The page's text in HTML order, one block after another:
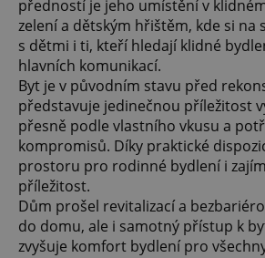
předností je jeho umístění v
zelení a dětským hřištěm, kde si
s dětmi i ti, kteří hledají klidné
hlavních komunikací.
Byt je v původním stavu před
představuje jedinečnou příležitost
přesně podle vlastního vkusu a
kompromisů. Díky praktické
prostoru pro rodinné bydlení i
příležitost.
Dům prošel revitalizací a
do domu, ale i samotný přístup k
zvyšuje komfort bydlení pro